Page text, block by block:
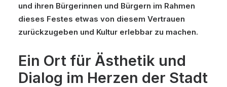
und ihren Bürgerinnen und Bürgern im Rahmen
dieses Festes etwas von diesem Vertrauen
zurückzugeben und Kultur erlebbar zu machen.
Ein Ort für Ästhetik und
Dialog im Herzen der Stadt